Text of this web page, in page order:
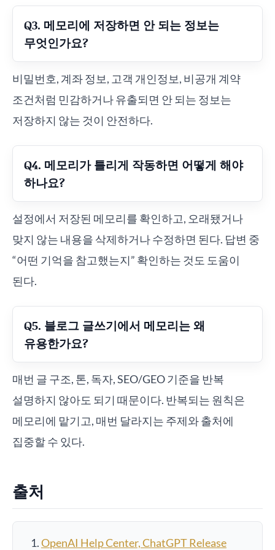
Q3. 메모리에 저장하면 안 되는 정보는
무엇인가요?
비밀번호, 계좌 정보, 고객 개인정보, 비공개 계약
조건처럼 민감하거나 유출되면 안 되는 정보는
저장하지 않는 것이 안전하다.
Q4. 메모리가 틀리게 작동하면 어떻게 해야
하나요?
설정에서 저장된 메모리를 확인하고, 오래됐거나
맞지 않는 내용을 삭제하거나 수정하면 된다. 답변 중
“어떤 기억을 참고했는지” 확인하는 것도 도움이
된다.
Q5. 블로그 글쓰기에서 메모리는 왜
유용한가요?
매번 글 구조, 톤, 독자, SEO/GEO 기준을 반복
설명하지 않아도 되기 때문이다. 반복되는 원칙은
메모리에 맡기고, 매번 달라지는 주제와 출처에
집중할 수 있다.
출처
OpenAI Help Center, ChatGPT Release